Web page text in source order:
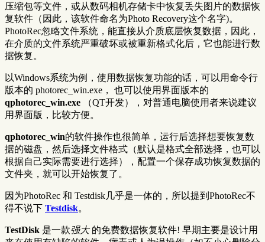
压缩包等文件，或从数码相机存储卡中恢复丢失图片的数据恢
复软件（因此，该软件命名为Photo Recovery这个名字)。
PhotoRec忽略文件系统，能直接从介质底层恢复数据，因此，
在介质的文件系统严重破坏或被重新格式化后，它也能进行数
据恢复。
以Windows系统为例，使用数据恢复功能的话，可以用命令行
版本的 photorec_win.exe， 也可以使用界面版本的
qphotorec_win.exe （QT开发），对普通电脑使用者来说建议
用界面版，比较方便。
qphotorec_win的软件操作也很简单，运行后选择想要恢复数
据的磁盘，然后选择文件格式（默认是格式全部选择，也可以
根据自己实际需要进行选择），配置一个保存成功恢复数据的
文件夹，就可以开始恢复了。
因为PhotoRec 和 Testdisk几乎是一体的，所以提到PhotoRec不
得不说下 Testdisk。
TestDisk 是一款强大的免费数据恢复软件! 早期主要是设计用